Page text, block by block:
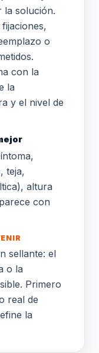
la solución.
o
con la
la
y el nivel de
teja,
altura
con
sellante: el
o la
Primero
real de
la